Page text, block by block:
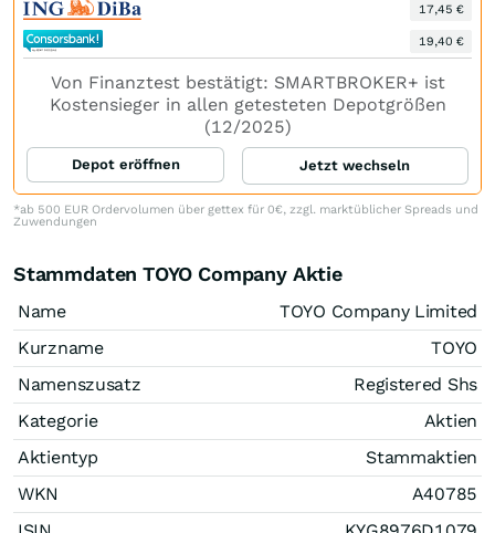
17,45 €
19,40 €
Von Finanztest bestätigt: SMARTBROKER+ ist
Kostensieger in allen getesteten Depotgrößen
(12/2025)
Depot eröffnen Jetzt wechseln
*ab 500 EUR Ordervolumen über gettex für 0€, zzgl. marktüblicher Spreads und
Zuwendungen
Stammdaten TOYO Company Aktie
Name
TOYO Company Limited
Kurzname
TOYO
Namenszusatz
Registered Shs
Kategorie
Aktien
Aktientyp
Stammaktien
WKN
A40785